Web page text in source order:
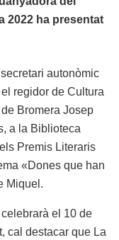
2022 ha presentat
autonòmic
regidor de Cultura
Bromera Josep
a la Biblioteca
Premis Literaris
«Dones que han
Miquel.
el 10 de
cal destacar que La